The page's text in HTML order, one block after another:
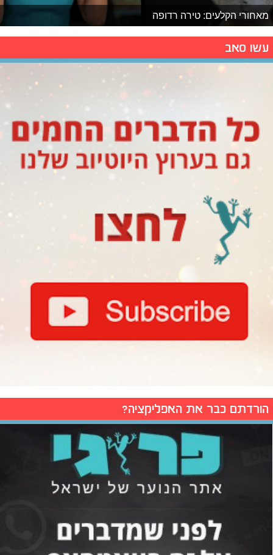
מאחורי הקלעים: טירה רדופה
עשו סאב
הורדתם כבר את האפליקציה?